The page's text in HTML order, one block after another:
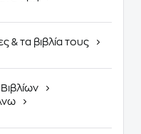
& τα βιβλία τους